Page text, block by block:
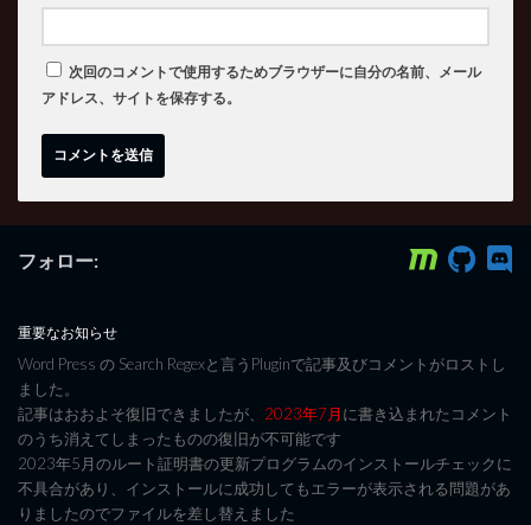
次回のコメントで使用するためブラウザーに自分の名前、メール
アドレス、サイトを保存する。
フォロー:
重要なお知らせ
Word Press の Search Regexと言うPluginで記事及びコメントがロストし
ました。
記事はおおよそ復旧できましたが、 2023年7月に書き込まれたコメント
のうち消えてしまったものの復旧が不可能です
2023年5月のルート証明書の更新プログラムのインストールチェックに
不具合があり、インストールに成功してもエラーが表示される問題があ
りましたのでファイルを差し替えました